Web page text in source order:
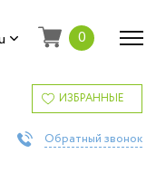
0
ИЗБРАННЫЕ
Обратный звонок